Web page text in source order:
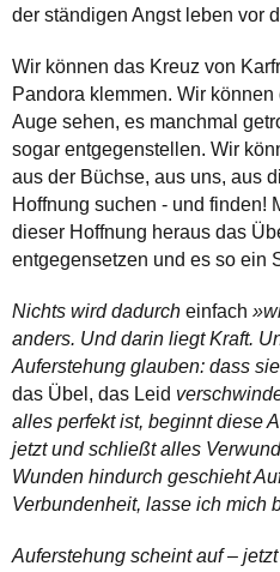
der ständigen Angst leben vor
Wir können das Kreuz von
Pandora klemmen. Wir
Auge sehen, es manchmal
sogar entgegenstellen. Wir
aus der Büchse, aus uns, aus
Hoffnung suchen - und finden!
dieser Hoffnung heraus das
entgegensetzen und es so ein
Nichts wird dadurch einfach
anders. Und darin liegt Kraft.
Auferstehung glauben: dass
das Übel, das Leid
alles perfekt ist, beginnt diese
jetzt und schließt alles
Wunden hindurch geschieht
Verbundenheit, lasse ich mich
Auferstehung scheint auf –